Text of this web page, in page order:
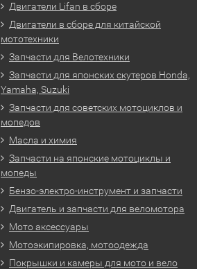
Двигатели Lifan в сборе
Двигатели в сборе для китайской
мототехники
Запчасти для Велотехники
Запчасти для японских скутеров Honda,
Yamaha, Suzuki
Запчасти для советских мотоциклов и
мопедов
Масла и химия
Запчасти на японские мотоциклы и
мопеды
Бензо-электро-инструмент и запчасти
Двигатель и запчасти для веломотора
Мото аксессуары
Мотоэкипировка, мотоодежда
Покрышки и камеры для мото и вело